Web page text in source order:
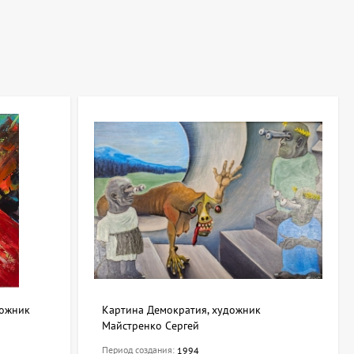
эффектны при правильной подсветке, которая
artdom.com.ua можно найти работы, которые подчеркнут
Картина Демократия, художник
Майстренко Сергей
Период создания: 1994